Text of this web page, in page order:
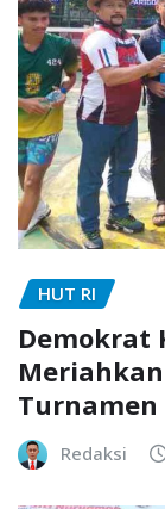
HUT RI
Demokrat
Turnamen
Redaksi